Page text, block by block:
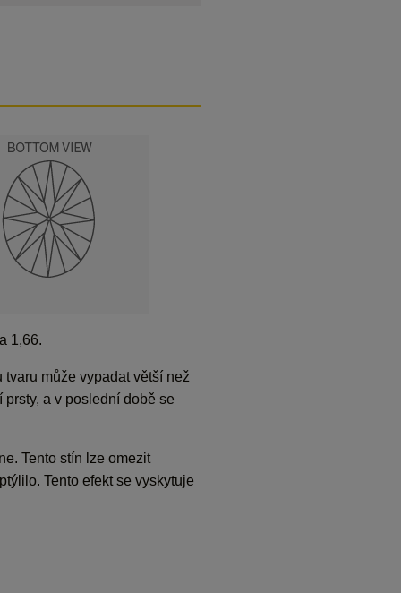
1,66.
může vypadat větší než
a v poslední době se
Tento stín lze omezit
Tento efekt se vyskytuje